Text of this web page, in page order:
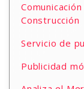
Construcción
Servicio de
Publicidad